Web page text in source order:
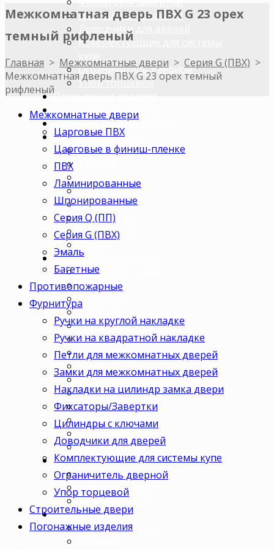
Цилиндры с ключами
Доводчики для дверей
Комплектующие для системы
Ограничитель дверной
Упор торцевой
Погонажные изделия
Строительные двери
ДВЕРИ ПО ПАРАМЕТРАМ
Двери по цветам
Светлые
Венге
Орех
Беленый дуб
Коричневые
Серые
Двери по назначению
В ванную/туалет
Для кухни
В комнату
В кабинет
В детскую
В спальню
В гостиную
В гардеробную
В коридор
В кладовку
В офис
В коттедж
Для дачи
Ценовая категория
Двери премиум
Двери стандарт
Двери эконом
Комплектация
Только полотно
Межкомнатная дверь ПВХ G 23 орех
темный рифленый
Главная > Межкомнатные двери > Серия G (ПВХ) >
Межкомнатная дверь ПВХ G 23 орех темный
рифленый
Межкомнатные двери
Царговые ПВХ
Царговые в финиш-пленке
ПВХ
Ламинированные
Шпонированные
Серия Q (ПП)
Серия G (ПВХ)
Эмаль
Багетные
Противопожарные
Фурнитура
Ручки на круглой накладке
Ручки на квадратной накладке
Петли для межкомнатных дверей
Замки для межкомнатных дверей
Накладки на цилиндр замка двери
Фиксаторы/Завертки
Цилиндры с ключами
Доводчики для дверей
Комплектующие для системы купе
Ограничитель дверной
Упор торцевой
Строительные двери
Погонажные изделия